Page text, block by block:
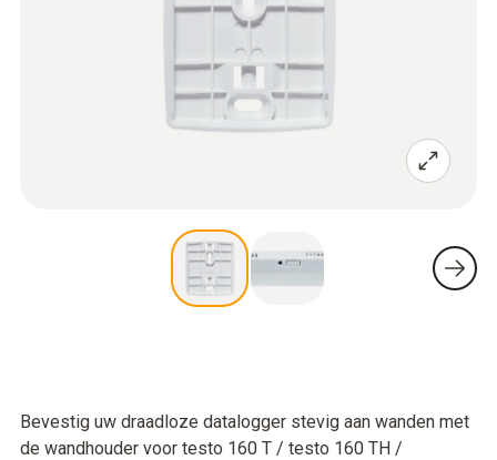
Bevestig uw draadloze datalogger stevig aan wanden met
de wandhouder voor testo 160 T / testo 160 TH /